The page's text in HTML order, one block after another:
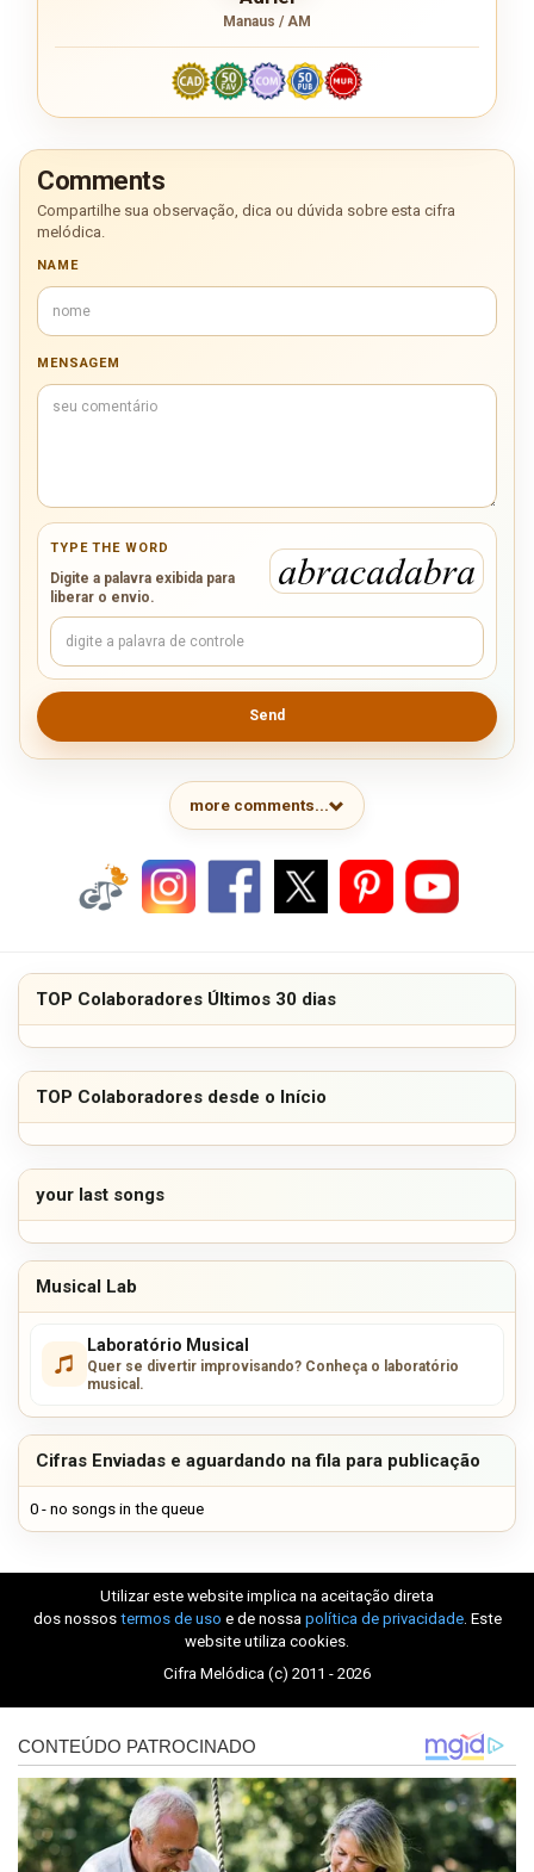
Manaus / AM
Comments
Compartilhe sua observação, dica ou dúvida sobre esta cifra
melódica.
NAME
MENSAGEM
TYPE THE WORD
Digite a palavra exibida para
liberar o envio.
Send
more comments...
TOP Colaboradores Últimos 30 dias
TOP Colaboradores desde o Início
your last songs
Musical Lab
Laboratório Musical
Quer se divertir improvisando? Conheça o laboratório
musical.
Cifras Enviadas e aguardando na fila para publicação
0 - no songs in the queue
Utilizar este website implica na aceitação direta
dos nossos termos de uso e de nossa política de privacidade. Este
website utiliza cookies.
Cifra Melódica (c) 2011 - 2026